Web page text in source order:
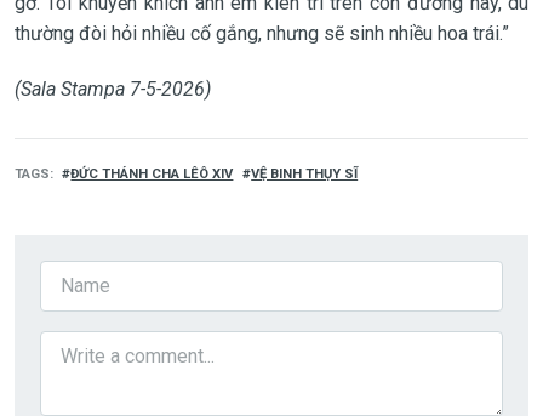
thường đòi hỏi nhiều cố gắng, nhưng sẽ sinh nhiều hoa trái.”
(Sala Stampa 7-5-2026)
TAGS ĐỨC THÁNH CHA LÊÔ XIV VỆ BINH THỤY SĨ